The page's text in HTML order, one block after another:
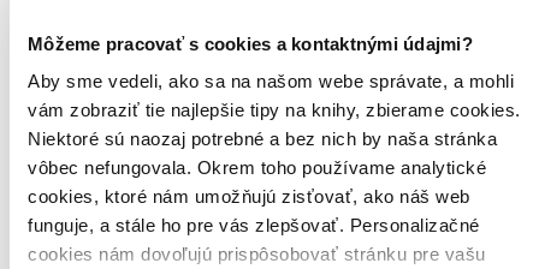
Môžeme pracovať s cookies a kontaktnými údajmi?
Aby sme vedeli, ako sa na našom webe správate, a mohli
vám zobraziť tie najlepšie tipy na knihy, zbierame cookies.
Niektoré sú naozaj potrebné a bez nich by naša stránka
vôbec nefungovala. Okrem toho používame analytické
cookies, ktoré nám umožňujú zisťovať, ako náš web
funguje, a stále ho pre vás zlepšovať. Personalizačné
cookies nám dovoľujú prispôsobovať stránku pre vašu